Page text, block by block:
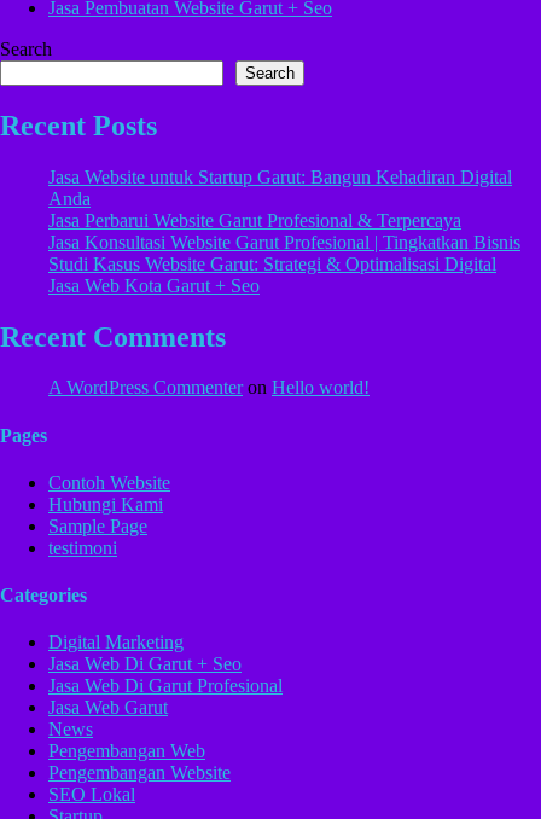
Jasa Pembuatan Website Garut + Seo
Search
Search
Recent Posts
Jasa Website untuk Startup Garut: Bangun Kehadiran Digital
Anda
Jasa Perbarui Website Garut Profesional & Terpercaya
Jasa Konsultasi Website Garut Profesional | Tingkatkan Bisnis
Studi Kasus Website Garut: Strategi & Optimalisasi Digital
Jasa Web Kota Garut + Seo
Recent Comments
A WordPress Commenteron Hello world!
Pages
Contoh Website
Hubungi Kami
Sample Page
testimoni
Categories
Digital Marketing
Jasa Web Di Garut + Seo
Jasa Web Di Garut Profesional
Jasa Web Garut
News
Pengembangan Web
Pengembangan Website
SEO Lokal